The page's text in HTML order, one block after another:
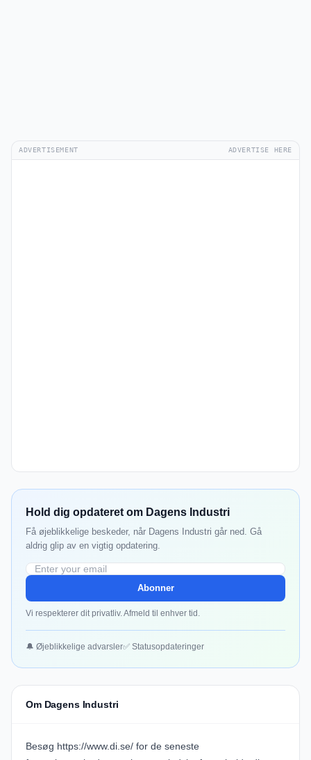
ADVERTISEMENT ADVERTISE HERE
Hold dig opdateret om Dagens Industri
Få øjeblikkelige beskeder, når Dagens Industri går ned. Gå
aldrig glip av en vigtig opdatering.
Abonner
Vi respekterer dit privatliv. Afmeld til enhver tid.
🔔 Øjeblikkelige advarsler✅ Statusopdateringer
Om Dagens Industri
Besøg https://www.di.se/ for de seneste